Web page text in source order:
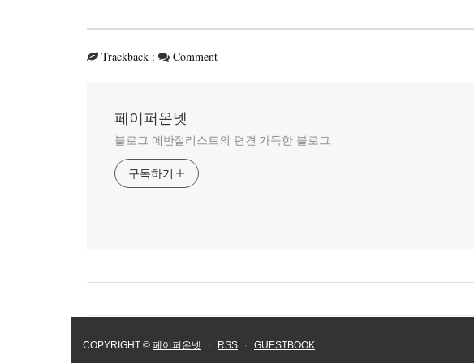
Trackback : Comment
페이퍼온넷
블로그 에반절리스트의 편견 가득한 블로그
구독하기
COPYRIGHT © 페이퍼온넷 · RSS ·
GUESTBOOK